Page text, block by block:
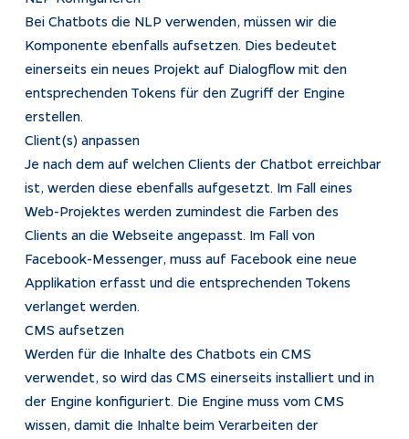
Bei Chatbots die NLP verwenden, müssen wir die
Komponente ebenfalls aufsetzen. Dies bedeutet
einerseits ein neues Projekt auf Dialogflow mit den
entsprechenden Tokens für den Zugriff der Engine
erstellen.
Client(s) anpassen
Je nach dem auf welchen Clients der Chatbot erreichbar
ist, werden diese ebenfalls aufgesetzt. Im Fall eines
Web-Projektes werden zumindest die Farben des
Clients an die Webseite angepasst. Im Fall von
Facebook-Messenger, muss auf Facebook eine neue
Applikation erfasst und die entsprechenden Tokens
verlanget werden.
CMS aufsetzen
Werden für die Inhalte des Chatbots ein CMS
verwendet, so wird das CMS einerseits installiert und in
der Engine konfiguriert. Die Engine muss vom CMS
wissen, damit die Inhalte beim Verarbeiten der